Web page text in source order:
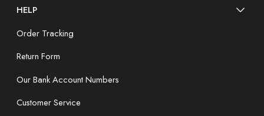
HELP
Order Tracking
Return Form
Our Bank Account Numbers
Customer Service